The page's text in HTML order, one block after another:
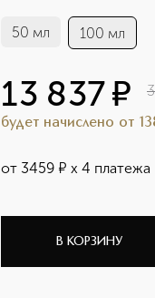
50 мл 100 мл
13 837¤
будет начислено от
от 3459 ¤ х 4 платежа
В КОРЗИНУ